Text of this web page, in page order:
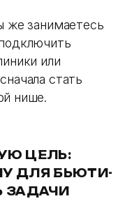
же занимаетесь
или
стать
нише.
ЦЕЛЬ:
ДЛЯ БЬЮТИ-
ЗАДАЧИ